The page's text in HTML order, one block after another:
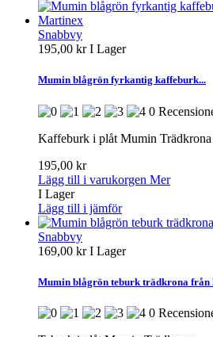
Snabbvy
195,00 krI Lager
Mumin blågrön fyrkantig kaffeburk...
0
Kaffeburk i plåt Mumin Trädkrona
195,00 kr
Lägg till i varukorgen Mer
I Lager
Lägg till i jämför
Snabbvy
169,00 krI Lager
Mumin blågrön teburk trädkrona från
0